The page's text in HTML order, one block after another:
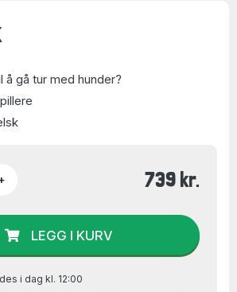
å gå tur med hunder?
739 kr.
LEGG I KURV
i dag kl. 12:00